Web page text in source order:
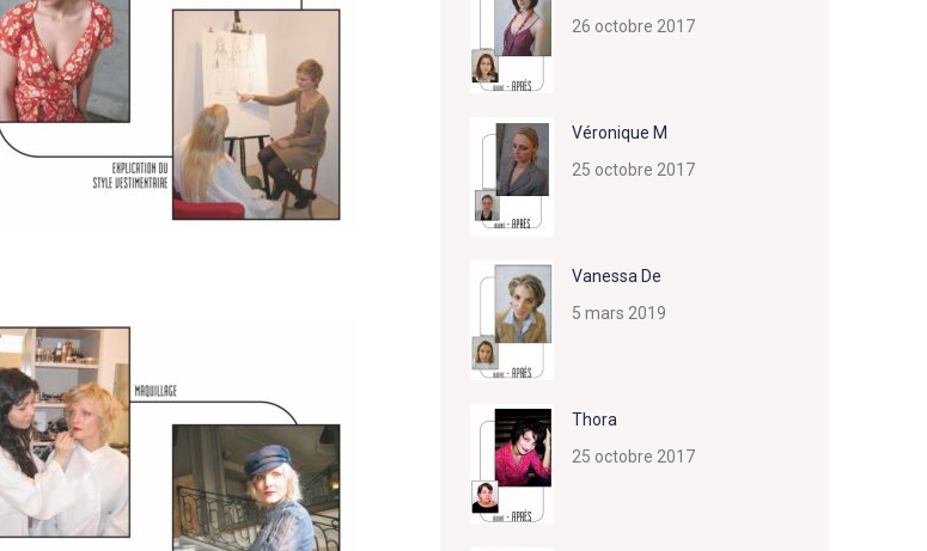
26 octobre 2017
Véronique M
25 octobre 2017
Vanessa De
5 mars 2019
Thora
25 octobre 2017